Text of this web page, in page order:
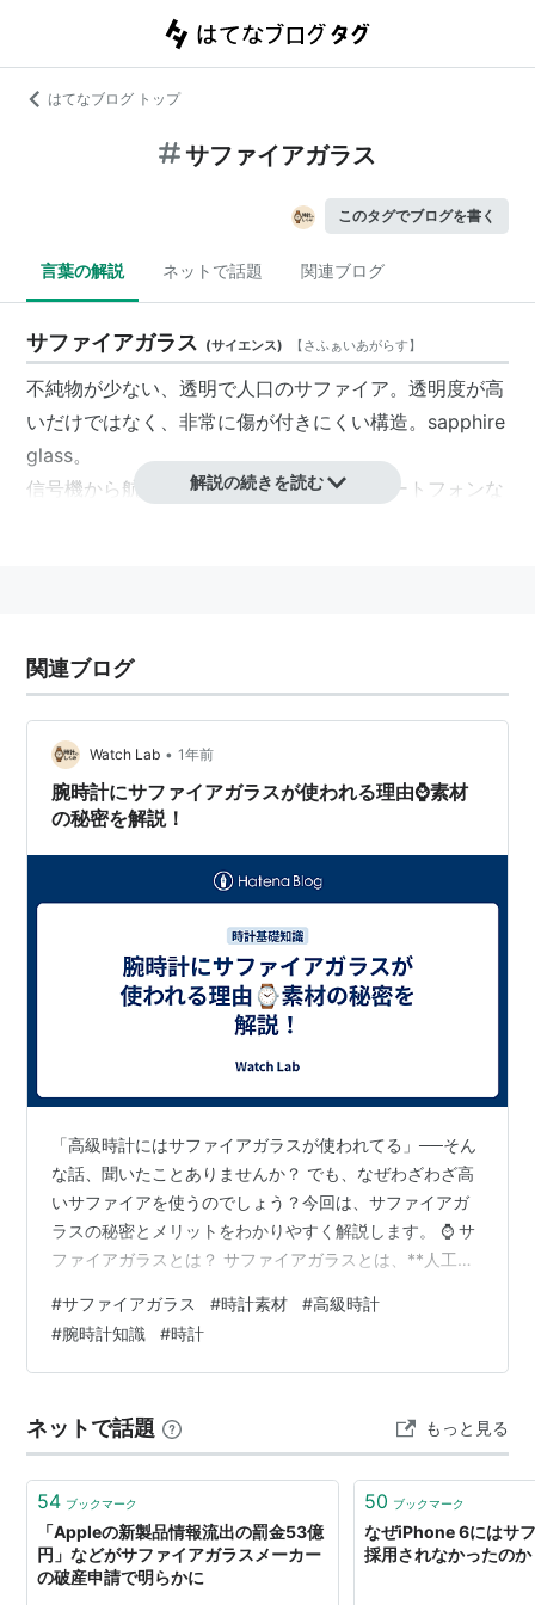
はてなブログ トップ
サファイアガラス
このタグでブログを書く
言葉の解説 ネットで話題 関連ブログ
サファイアガラス (サイエンス) 【さふぁいあがらす】
不純物が少ない、透明で人口のサファイア。透明度が高
いだけではなく、非常に傷が付きにくい構造。sapphire
glass。
信号機から航空宇宙の分野、腕時計やスマートフォンな
「赤いルビー」となる。
解説の続きを読む
関連ブログ
Watch Lab • 1年前
腕時計にサファイアガラスが使われる理由⌚素材
の秘密を解説！
「高級時計にはサファイアガラスが使われてる」──そん
な話、聞いたことありませんか？ でも、なぜわざわざ高
いサファイアを使うのでしょう？今回は、サファイアガ
ラスの秘密とメリットをわかりやすく解説します。 ⌚ サ
ファイアガラスとは？ サファイアガラスとは、**人工的
素材にしたガラスです。 天然サファイアとほぼ同じ硬度
透明度が高く、美しく輝く 時計だけでなく、スマホの高
級モデルにも採用されることも 🗯️ 「つまり、ちょっとゴ
ラスのメリット 特徴 解説 超硬い（傷に強い） モース硬
度9。普通の…
#サファイアガラス #時計素材 #高級時計
#腕時計知識 #時計
ネットで話題 もっと見る
54 ブックマーク
「Appleの新製品情報流出の罰金53億
円」などがサファイアガラスメーカー
の破産申請で明らかに
50 ブックマーク
なぜiPhone 6にはサ
採用されなかったの